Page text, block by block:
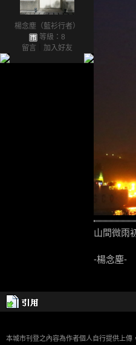
楊念塵（藍衫行者）
等級：8
留言
加入好友
山間微雨
-楊念塵-
本城市刊登之內容為作者個人自行提供上傳